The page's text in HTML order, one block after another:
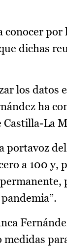
conocer
dichas
los datos
ha
Castilla-La
portavoz
a 100